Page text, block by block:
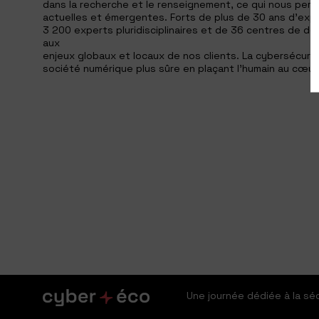
dans la recherche et le renseignement, ce qui nous
actuelles et émergentes. Forts de plus de 30 ans
3 200 experts pluridisciplinaires et de 36 centres de
aux
enjeux globaux et locaux de nos clients. La
société numérique plus sûre en plaçant l’humain au cœur
Une journée dédiée à la